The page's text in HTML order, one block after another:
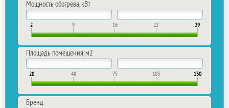
Мощность обогрева, кВт
2 9 16 22 29
Площадь помещения, м2
20 48 75 103 130
Бренд